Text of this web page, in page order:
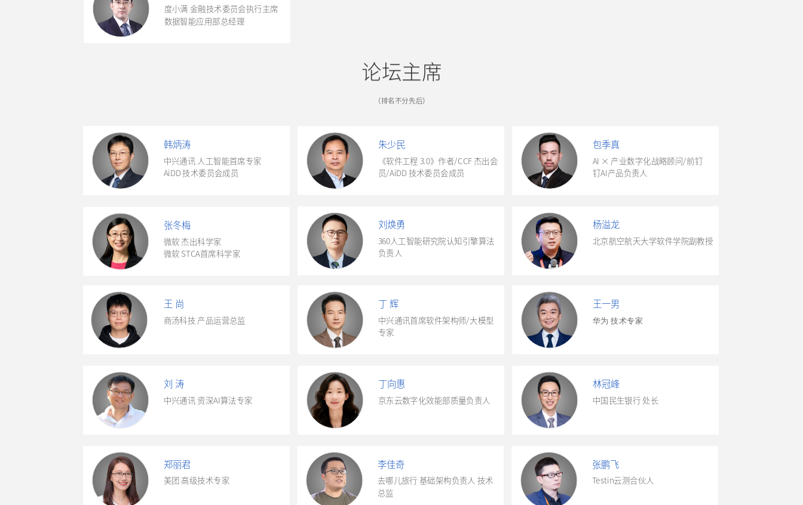
度小满 金融技术委员会执行主席
数据智能应用部总经理
商汤科技 产品运营总监
王 尚
朱少民
《软件工程 3.0》作者/CCF 杰出会
员/AiDD 技术委员会成员
杨溢龙
北京航空航天大学软件学院副教授
王一男
华为 技术专家
刘焕勇
360人工智能研究院认知引擎算法
负责人
丁 辉
中兴通讯首席软件架构师/大模型
专家
刘 涛
中兴通讯 资深AI算法专家
丁向惠
京东云数字化效能部质量负责人
林冠峰
中国民生银行 处长
包季真
AI × 产业数字化战略顾问/前钉
钉AI产品负责人
韩炳涛
中兴通讯 人工智能首席专家
AiDD 技术委员会成员
张冬梅
微软 杰出科学家
微软 STCA首席科学家
论坛主席
（排名不分先后）
郑丽君
美团 高级技术专家
李佳奇
去哪儿旅行 基础架构负责人 技术
总监
张鹏飞
Testin云测合伙人